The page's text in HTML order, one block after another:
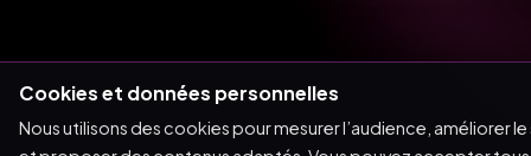
Cookies et données personnelles
Nous utilisons des cookies pour mesurer l’audience, améliorer